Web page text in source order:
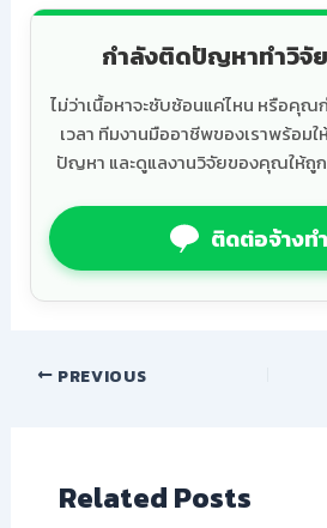
กำลังติดปัญหาทำวิจั
ไม่ว่าเนื้อหาจะซับซ้อนแค่ไหน หรือคุณ
เวลา ทีมงานมืออาชีพของเราพร้อม
ปัญหา และดูแลงานวิจัยของคุณให้ถู
ติดต่อจ้างท
PREVIOUS
Related Posts